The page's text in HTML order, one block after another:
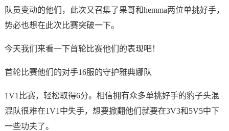
队员变动的他们，此次又召集了果哥和hemma两位单挑好手，
势必也想在此次比赛突破一下。
今天我们来看一下首轮比赛他们的表现吧！
首轮比赛他们的对手16服的守护雅典娜队
1V1比赛，轻松取得6分。相信拥有众多单挑好手的豹子头混
混队很难在1V1中失手，想要掀翻他们就要在3V3和5V5中下
一些功夫了。